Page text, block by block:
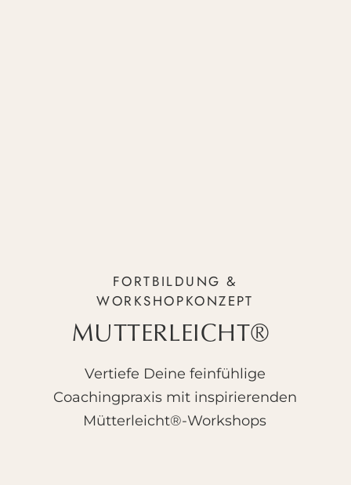
FORTBILDUNG &
WORKSHOPKONZEPT
MUTTERLEICHT®
Vertiefe Deine feinfühlige
Coachingpraxis mit inspirierenden
Mütterleicht®-Workshops